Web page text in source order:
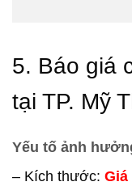
5. Báo giá
tại TP. Mỹ
Yếu tố ảnh
– Kích thước: